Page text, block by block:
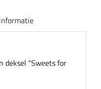
deksel “Sweets for